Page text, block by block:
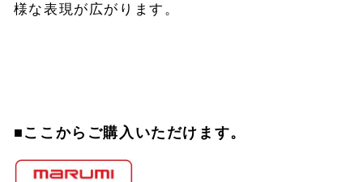
様な表現が広がります。
■ここからご購入いただけます。